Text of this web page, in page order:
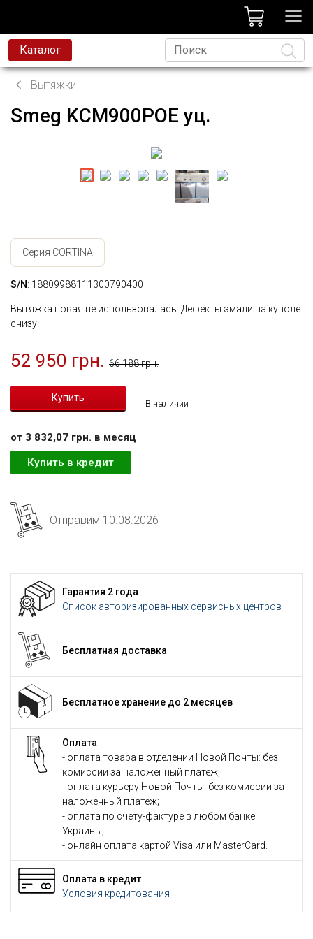
Каталог
Вытяжки
Smeg KCM900POE уц.
Серия CORTINA
S/N: 18809988111300790400
Вытяжка новая не использовалась. Дефекты эмали на куполе
снизу.
52 950 грн. 66 188 грн.
В наличии
от 3 832,07 грн. в месяц
Купить в кредит
Отправим 10.08.2026
Гарантия 2 года
Список авторизированных сервисных центров
Бесплатная доставка
Бесплатное хранение до 2 месяцев
Оплата
- оплата товара в отделении Новой Почты: без
комиссии за наложенный платеж;
- оплата курьеру Новой Почты: без комиссии за
наложенный платеж;
- оплата по счету-фактуре в любом банке
Украины;
- онлайн оплата картой Visa или MasterCard.
Оплата в кредит
Условия кредитования